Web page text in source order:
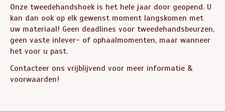
Onze tweedehandshoek is het hele jaar door geopend. U
kan dan ook op elk gewenst moment langskomen met
uw materiaal! Geen deadlines voor tweedehandsbeurzen,
geen vaste inlever- of ophaalmomenten, maar wanneer
het voor u past.
Contacteer ons vrijblijvend voor meer informatie &
voorwaarden!